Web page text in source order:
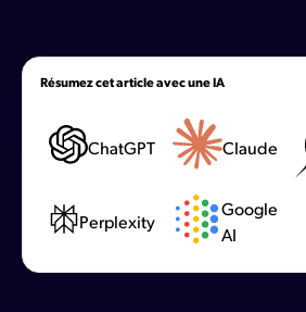
Résumez cet article avec une IA
ChatGPT Claude
Perplexity
Google
AI